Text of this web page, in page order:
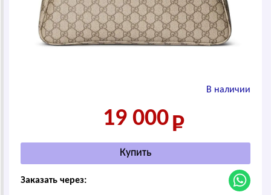
В наличии
19 000
Заказать через: